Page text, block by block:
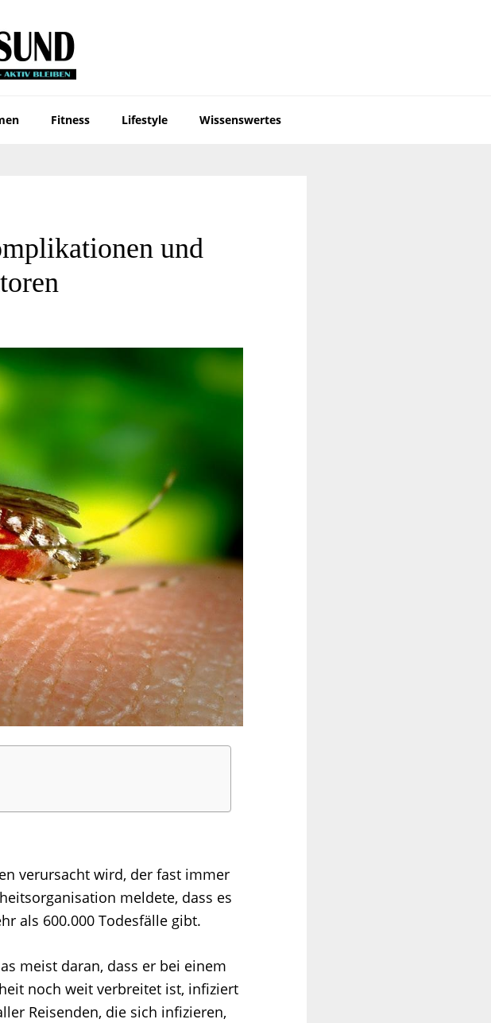
Fitness Lifestyle Wissenswertes
und
verursacht wird, der fast immer
meldete, dass es
als 600.000 Todesfälle gibt.
meist daran, dass er bei einem
noch weit verbreitet ist, infiziert
Reisenden, die sich infizieren,